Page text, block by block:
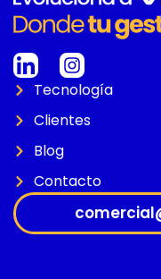
Tecnología
Clientes
Blog
Contacto